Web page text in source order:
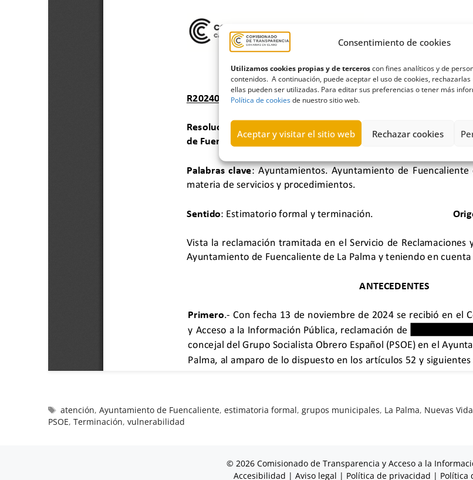
Consentimiento de cookies
Utilizamos cookies propias y de terceroscon fines analíticos y de
contenidos. A continuación, puede aceptar el uso de cookies,
ellas pueden ser utilizadas. Para editar sus preferencias o tener más
Política de cookiesde nuestro sitio web.
Aceptar y visitar el sitio web Rechazar cookies
atención,Ayuntamiento de Fuencaliente,estimatoria formal,grupos municipales, La Palma, Nuevas
PSOE, Terminación, vulnerabilidad
© 2026 Comisionado de Transparencia y Acceso a la
Accesibilidad | Aviso legal | Política de privacidad | Política